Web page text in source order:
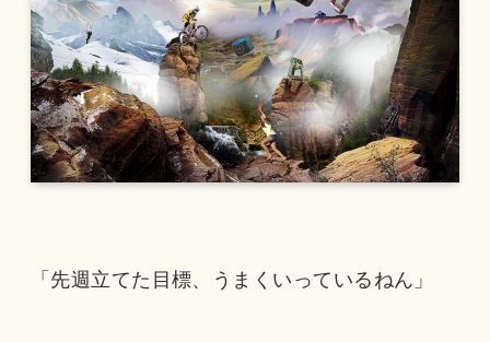
「先週立てた目標、うまくいっているねん」